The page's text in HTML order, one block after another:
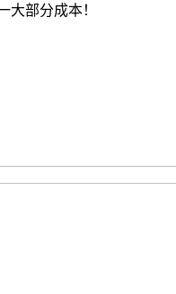
大部分成本！